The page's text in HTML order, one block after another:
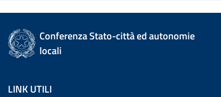
Conferenza Stato-città ed autonomie
locali
LINK UTILI